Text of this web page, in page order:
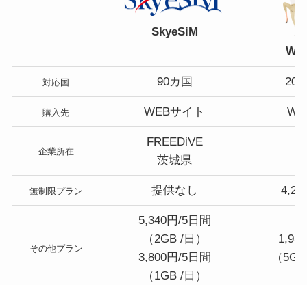
SkyeSiM
対応国 90カ国
購入先 WEBサイト
企業所在
FREEDiVE
茨城県
無制限プラン 提供なし
その他プラン
5,340円/5日間
（2GB /日）
3,800円/5日間
（1GB /日）
（